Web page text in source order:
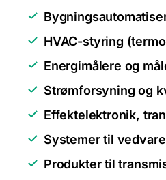
HVAC-styring
Energimålere og
Strømforsyning og
Effektelektronik,
Systemer til
Produkter til